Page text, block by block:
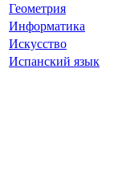
Геометрия
Информатика
Искусство
Испанский язык